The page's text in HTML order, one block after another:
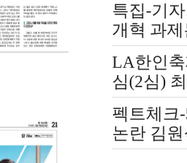
특집-기
개혁 과제
LA한인
심(2심)
펙트체크
논란 김
제경매